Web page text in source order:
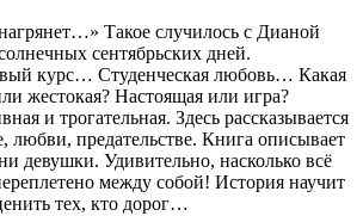
Такое случилось с Дианой
сентябрьских дней.
курс… Студенческая любовь… Какая
жестокая? Настоящая или игра?
и трогательная. Здесь рассказывается
любви, предательстве. Книга описывает
девушки. Удивительно, насколько всё
между собой! История научит
тех, кто дорог…